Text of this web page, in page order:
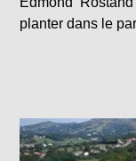
planter dans le